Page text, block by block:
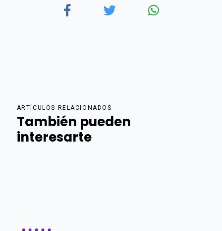
ARTÍCULOS RELACIONADOS
También pueden
interesarte